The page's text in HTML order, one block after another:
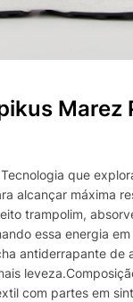
Marez
que
alcançar máxima
trampolim,
essa energia
antiderrapante de
com partes em